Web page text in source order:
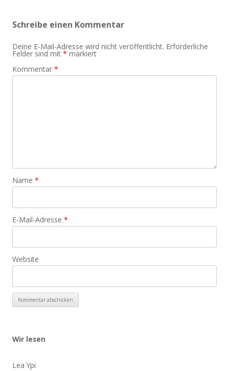
Schreibe einen Kommentar
Deine E-Mail-Adresse wird nicht veröffentlicht. Erforderliche
Felder sind mit * markiert
Kommentar *
Name *
E-Mail-Adresse *
Website
Wir lesen
Lea Ypi